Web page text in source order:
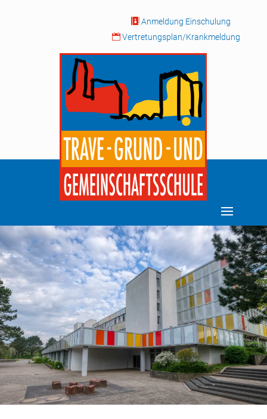
 Anmeldung Einschulung
 Vertretungsplan/Krankmeldung